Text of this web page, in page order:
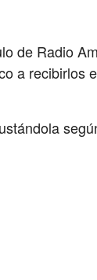
de Radio
a recibirlos